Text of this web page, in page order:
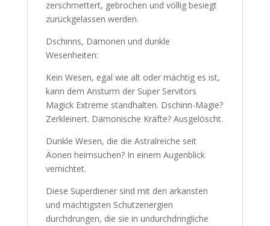
zerschmettert, gebrochen und völlig besiegt
zurückgelassen werden.
Dschinns, Dämonen und dunkle
Wesenheiten:
Kein Wesen, egal wie alt oder mächtig es ist,
kann dem Ansturm der Super Servitors
Magick Extreme standhalten. Dschinn-Magie?
Zerkleinert. Dämonische Kräfte? Ausgelöscht.
Dunkle Wesen, die die Astralreiche seit
Äonen heimsuchen? In einem Augenblick
vernichtet.
Diese Superdiener sind mit den arkansten
und mächtigsten Schutzenergien
durchdrungen, die sie in undurchdringliche